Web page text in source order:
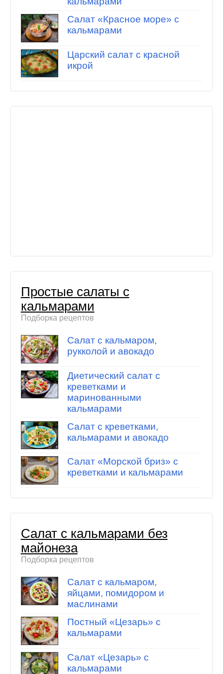
Салат «Красное море» с
кальмарами
Царский салат с красной
икрой
Простые салаты с
кальмарами
Подборка рецептов
Салат с кальмаром,
рукколой и авокадо
Диетический салат с
креветками и
маринованными
кальмарами
Салат с креветками,
кальмарами и авокадо
Салат «Морской бриз» с
креветками и кальмарами
Салат с кальмарами без
майонеза
Подборка рецептов
Салат с кальмаром,
яйцами, помидором и
маслинами
Постный «Цезарь» с
кальмарами
Салат «Цезарь» с
кальмарами